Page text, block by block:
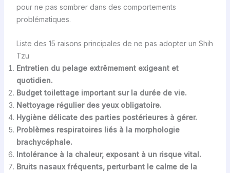
pour ne pas sombrer dans des comportements
problématiques.
Liste des 15 raisons principales de ne pas adopter un Shih
Tzu
Entretien du pelage extrêmement exigeant et
quotidien.
Budget toilettage important sur la durée de vie.
Nettoyage régulier des yeux obligatoire.
Hygiène délicate des parties postérieures à gérer.
Problèmes respiratoires liés à la morphologie
brachycéphale.
Intolérance à la chaleur, exposant à un risque vital.
Bruits nasaux fréquents, perturbant le calme de la